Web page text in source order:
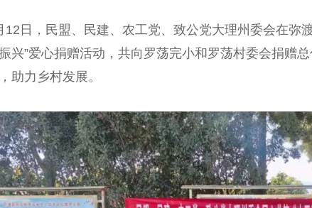
，民盟、民建、农工党、致公党大理州委会在弥渡
兴”爱心捐赠活动，共向罗荡完小和罗荡村委会捐赠
助力乡村发展。